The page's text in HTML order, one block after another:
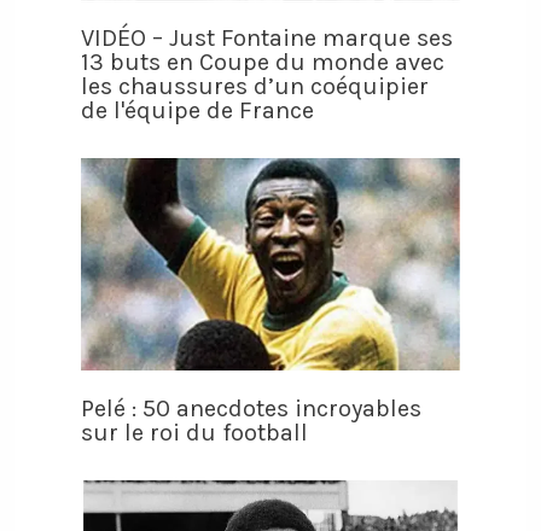
VIDÉO – Just Fontaine marque ses
13 buts en Coupe du monde avec
les chaussures d’un coéquipier
de l'équipe de France
Pelé : 50 anecdotes incroyables
sur le roi du football